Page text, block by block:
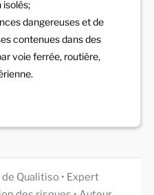
isolés;
dangereuses et de
contenues dans des
voie ferrée, routière,
Qualitiso • Expert